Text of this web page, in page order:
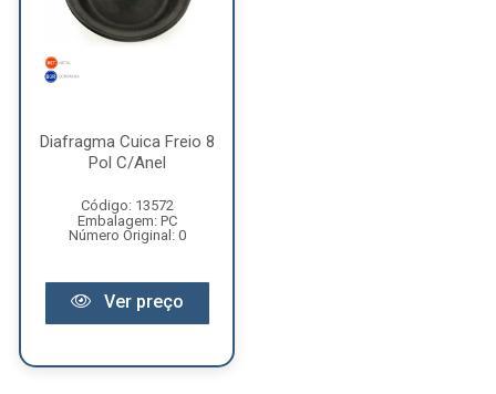
Diafragma Cuica Freio 8
Pol C/Anel
Código: 13572
Embalagem: PC
Número Original: 0
Ver preço